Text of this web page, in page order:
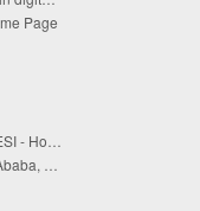
Page
- Home
Addis Ababa